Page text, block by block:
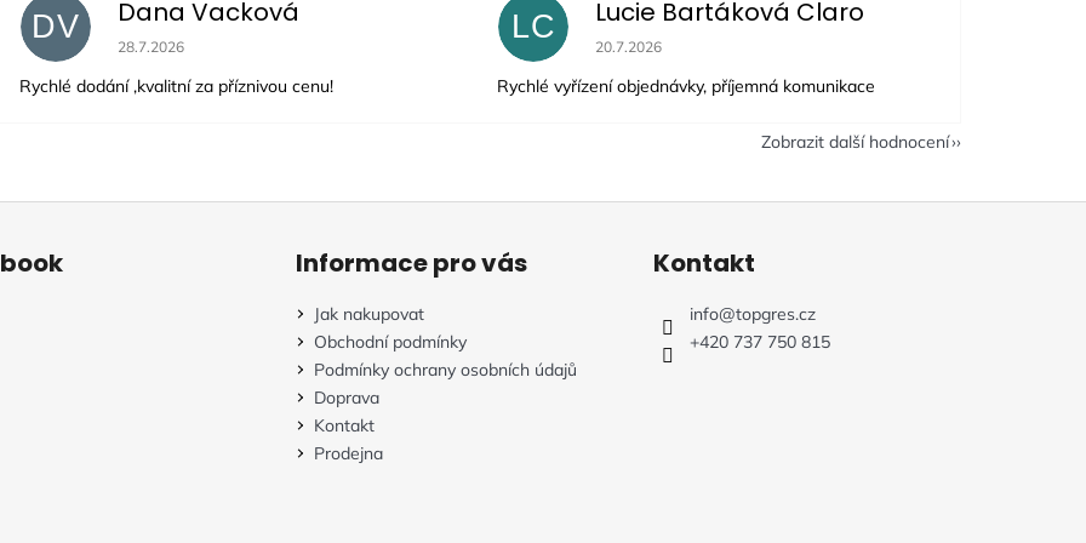
DV Dana Vacková
Hodnocení obchodu je 5 z 5 hvězdiček.
28.7.2026
Rychlé dodání ,kvalitní za příznivou cenu!
LC Lucie Bartáková Claro
Hodnocení obchodu je 5 z 5 hvězdiček.
20.7.2026
Rychlé vyřízení objednávky, příjemná komunikace
Zobrazit další hodnocení
Informace pro vás
Jak nakupovat
Obchodní podmínky
Podmínky ochrany osobních údajů
Doprava
Kontakt
Prodejna
Kontakt
info@topgres.cz
+420 737 750 815